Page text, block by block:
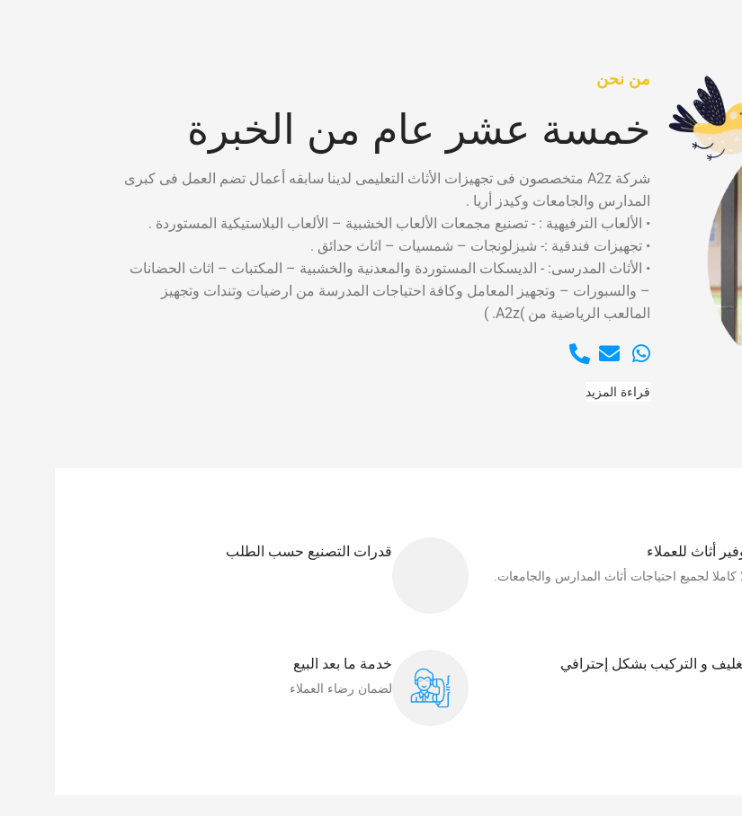
من نحن
خمسة عشر عام من الخبرة
شركة A2z متخصصون فى تجهيزات الأثاث التعليمى لدينا سابقه أعمال تضم العمل فى كبرى
المدارس والجامعات وكيدز أريا .
• الألعاب الترفيهية : - تصنيع مجمعات الألعاب الخشبية – الألعاب البلاستيكية المستوردة .
• تجهيزات فندقية :- شيزلونجات – شمسيات – اثاث حدائق .
• الأثاث المدرسى: - الديسكات المستوردة والمعدنية والخشبية – المكتبات – اثاث الحضانات
– والسبورات – وتجهيز المعامل وكافة احتياجات المدرسة من ارضيات وتندات وتجهيز
المالعب الرياضية من )A2z. )
قراءة المزيد
أثاث للعملاء
كاملا لجميع احتياجات أثاث المدارس والجامعات.
و التركيب بشكل إحترافي
قدرات التصنيع حسب الطلب
خدمة ما بعد البيع
لضمان رضاء العملاء​